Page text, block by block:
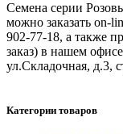
Семена серии
можно заказать on-
902-77-18, а также
заказ) в нашем
ул.Складочная, д.3,
Категории товаров